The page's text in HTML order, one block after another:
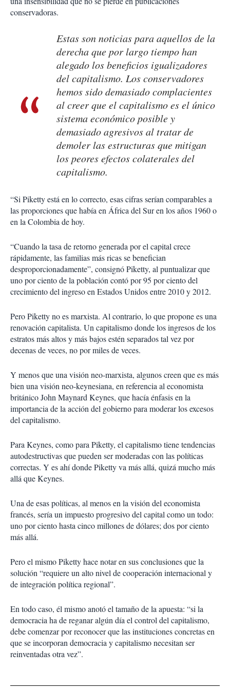
conservadoras.
Estas son noticias para aquellos de la
derecha que por largo tiempo han
alegado los beneficios igualizadores
del capitalismo. Los conservadores
hemos sido demasiado complacientes
al creer que el capitalismo es el único
sistema económico posible y
demasiado agresivos al tratar de
demoler las estructuras que mitigan
los peores efectos colaterales del
capitalismo.
“Si Piketty está en lo correcto, esas cifras serían comparables a
las proporciones que había en África del Sur en los años 1960 o
en la Colombia de hoy.
“Cuando la tasa de retorno generada por el capital crece
rápidamente, las familias más ricas se benefician
desproporcionadamente”, consignó Piketty, al puntualizar que
uno por ciento de la población contó por 95 por ciento del
crecimiento del ingreso en Estados Unidos entre 2010 y 2012.
Pero Piketty no es marxista. Al contrario, lo que propone es una
renovación capitalista. Un capitalismo donde los ingresos de los
estratos más altos y más bajos estén separados tal vez por
decenas de veces, no por miles de veces.
Y menos que una visión neo-marxista, algunos creen que es más
bien una visión neo-keynesiana, en referencia al economista
británico John Maynard Keynes, que hacía énfasis en la
importancia de la acción del gobierno para moderar los excesos
del capitalismo.
Para Keynes, como para Piketty, el capitalismo tiene tendencias
autodestructivas que pueden ser moderadas con las políticas
correctas. Y es ahí donde Piketty va más allá, quizá mucho más
allá que Keynes.
Una de esas políticas, al menos en la visión del economista
francés, sería un impuesto progresivo del capital como un todo:
uno por ciento hasta cinco millones de dólares; dos por ciento
más allá.
Pero el mismo Piketty hace notar en sus conclusiones que la
solución “requiere un alto nivel de cooperación internacional y
de integración política regional”.
En todo caso, él mismo anotó el tamaño de la apuesta: “si la
democracia ha de reganar algún día el control del capitalismo,
debe comenzar por reconocer que las instituciones concretas en
que se incorporan democracia y capitalismo necesitan ser
reinventadas otra vez”.